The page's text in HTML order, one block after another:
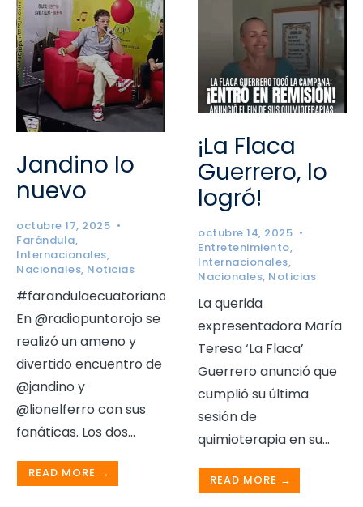
Jandino lo
nuevo
octubre 17, 2025 •
Farándula,
Internacionales,
Nacionales, Noticias
#farandulaecuatoriana
En @radiopuntorojo se
realizó un ameno y
divertido encuentro de
@jandino y
@lionelferro con sus
fanáticas. Los dos...
READ MORE →
¡La Flaca
Guerrero, lo
logró!
octubre 14, 2025 •
Entretenimiento,
Internacionales,
Nacionales, Noticias
La querida
expresentadora María
Teresa ‘La Flaca’
Guerrero anunció que
cumplió su última
sesión de
quimioterapia en su...
READ MORE →